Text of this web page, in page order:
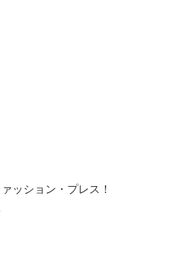
ッション・プレス！